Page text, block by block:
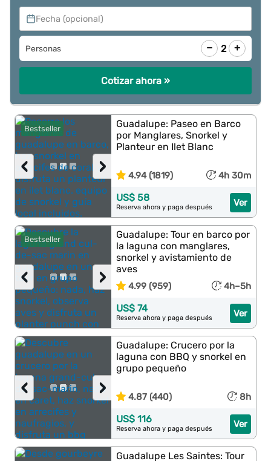
Fecha (opcional)
Personas − 2 +
Cotizar ahora »
Bestseller
›
‹
Guadalupe: Paseo en Barco
por Manglares, Snorkel y
Planteur en Ilet Blanc
4.94 (1819) 4h 30m
Ver
US$ 58
Reserva ahora y paga después
Bestseller
›
‹
Guadalupe: Tour en barco por
la laguna con manglares,
snorkel y avistamiento de
aves
4.99 (959) 4h–5h
Ver
US$ 74
Reserva ahora y paga después
›
‹
Guadalupe: Crucero por la
laguna con BBQ y snorkel en
grupo pequeño
4.87 (440) 8h
Ver
US$ 116
Reserva ahora y paga después
Guadalupe Les Saintes: Tour